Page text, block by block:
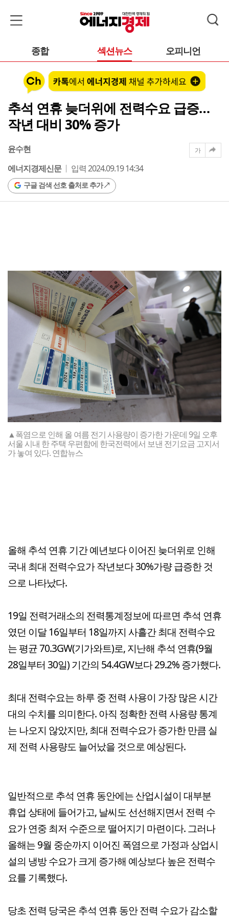
종합 섹션뉴스 오피니언
추석 연휴 늦더위에 전력수요 급증…
작년 대비 30% 증가
윤수현
에너지경제신문
입력 2024.09.19 14:34
구글 검색 선호 출처로 추가
가
▲폭염으로 인해 올 여름 전기 사용량이 증가한 가운데 9일 오후
서울 시내 한 주택 우편함에 한국전력에서 보낸 전기요금 고지서
가 놓여 있다. 연합뉴스
올해 추석 연휴 기간 예년보다 이어진 늦더위로 인해
국내 최대 전력수요가 작년보다 30%가량 급증한 것
으로 나타났다.
19일 전력거래소의 전력통계정보에 따르면 추석 연휴
였던 이달 16일부터 18일까지 사흘간 최대 전력수요
는 평균 70.3GW(기가와트)로, 지난해 추석 연휴(9월
28일부터 30일) 기간의 54.4GW보다 29.2% 증가했다.
최대 전력수요는 하루 중 전력 사용이 가장 많은 시간
대의 수치를 의미한다. 아직 정확한 전력 사용량 통계
는 나오지 않았지만, 최대 전력수요가 증가한 만큼 실
제 전력 사용량도 늘어났을 것으로 예상된다.
일반적으로 추석 연휴 동안에는 산업시설이 대부분
휴업 상태에 들어가고, 날씨도 선선해지면서 전력 수
요가 연중 최저 수준으로 떨어지기 마련이다. 그러나
올해는 9월 중순까지 이어진 폭염으로 가정과 상업시
설의 냉방 수요가 크게 증가해 예상보다 높은 전력수
요를 기록했다.
당초 전력 당국은 추석 연휴 동안 전력 수요가 감소할